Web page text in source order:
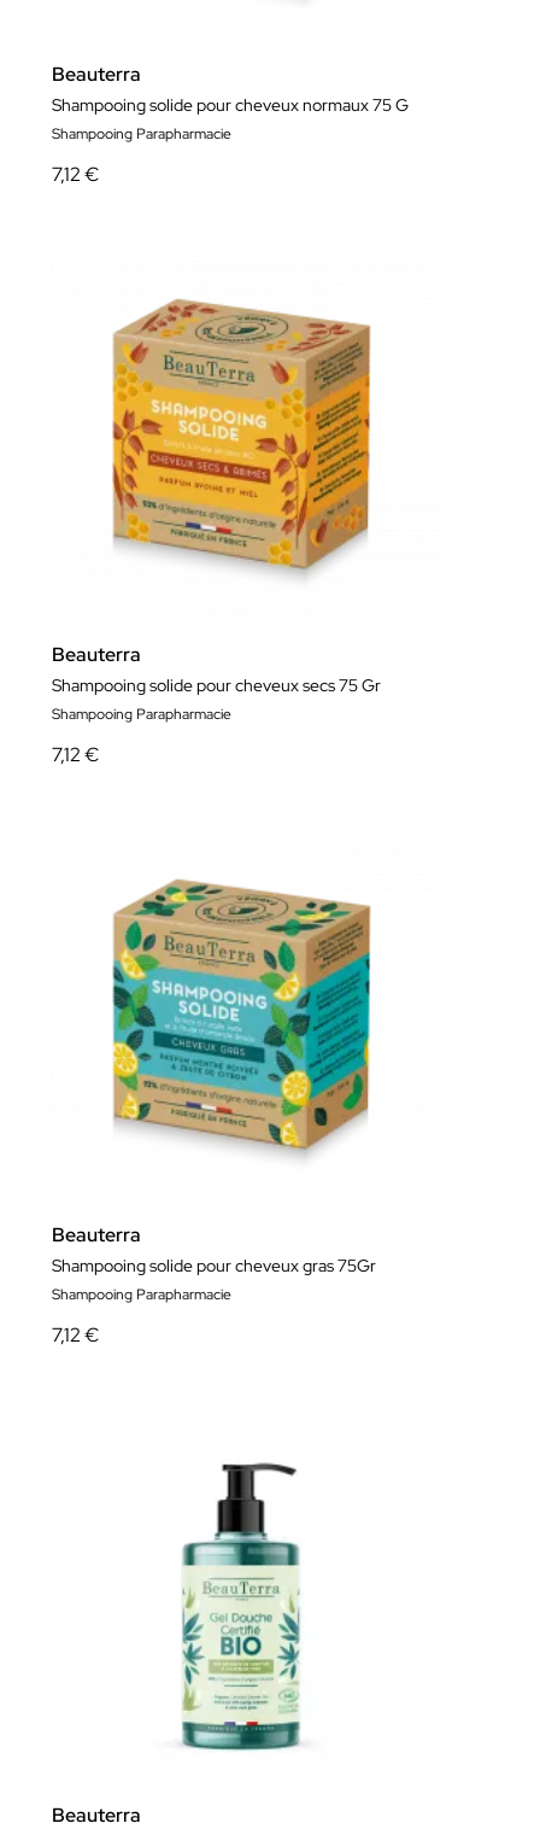
Beauterra
Shampooing solide pour cheveux normaux 75 G
Shampooing Parapharmacie
7,12 €
Beauterra
Shampooing solide pour cheveux secs 75 Gr
Shampooing Parapharmacie
7,12 €
Beauterra
Shampooing solide pour cheveux gras 75Gr
Shampooing Parapharmacie
7,12 €
Beauterra